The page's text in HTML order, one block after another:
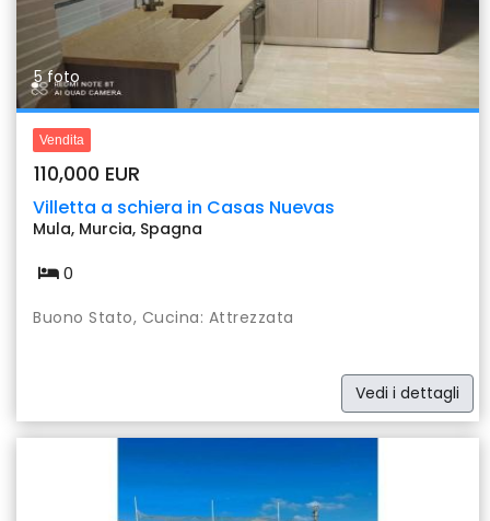
5 foto
Vendita
110,000 EUR
Villetta a schiera in Casas Nuevas
Mula, Murcia, Spagna
0
Buono Stato, Cucina: Attrezzata
Vedi i dettagli